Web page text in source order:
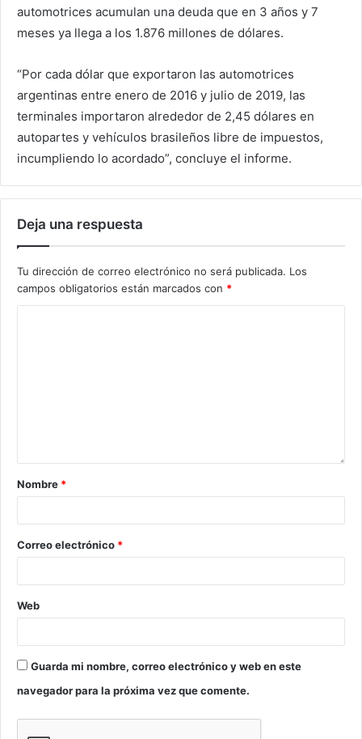
automotrices acumulan una deuda que en 3 años y 7
meses ya llega a los 1.876 millones de dólares.
“Por cada dólar que exportaron las automotrices
argentinas entre enero de 2016 y julio de 2019, las
terminales importaron alrededor de 2,45 dólares en
autopartes y vehículos brasileños libre de impuestos,
incumpliendo lo acordado”, concluye el informe.
Deja una respuesta
Tu dirección de correo electrónico no será publicada. Los
campos obligatorios están marcados con *
Nombre *
Correo electrónico *
Web
Guarda mi nombre, correo electrónico y web en este
navegador para la próxima vez que comente.